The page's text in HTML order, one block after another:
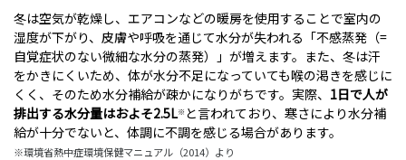
冬は空気が乾燥し、エアコンなどの暖房を使用することで室内の
湿度が下がり、皮膚や呼吸を通じて水分が失われる「不感蒸発（=
自覚症状のない微細な水分の蒸発）」が増えます。また、冬は汗
をかきにくいため、体が水分不足になっていても喉の渇きを感じに
くく、そのため水分補給が疎かになりがちです。実際、 1日で人が
排出する水分量はおよそ2.5L※ と言われており、寒さにより水分補
給が十分でないと、 体調に不調を感じる場合があります。
※環境省熱中症環境保健マニュアル（2014）より